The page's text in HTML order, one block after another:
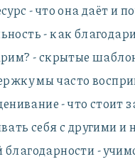
- что она даёт и
- как
- скрытые
мы часто
- что стоит
себя с другими и
-